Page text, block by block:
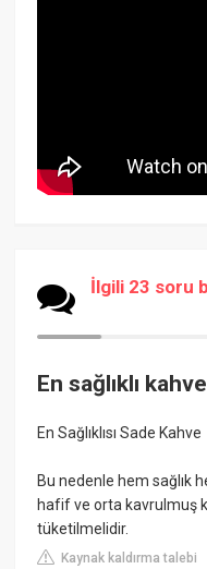
İlgili 23 soru
En sağlıklı
En Sağlıklısı Sade Kahve
Bu nedenle hem sağlık
hafif ve orta kavrulmuş
tüketilmelidir.
Kaynak kaldırma talebi